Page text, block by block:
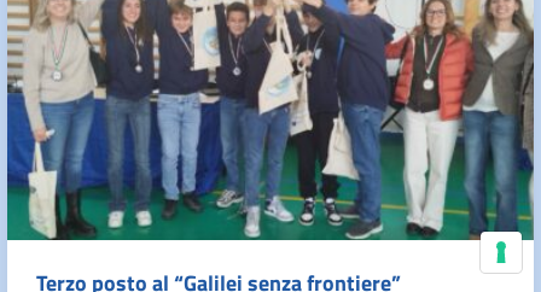
Terzo posto al “Galilei senza frontiere” Le